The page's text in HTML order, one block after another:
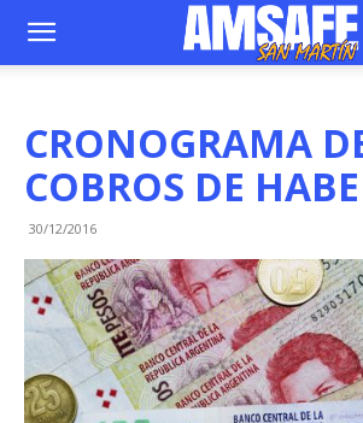
CRONOGRAMA
COBROS DE
30/12/2016